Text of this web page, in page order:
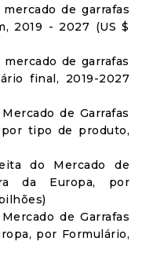
de garrafas
2019 - 2027 (US $
de garrafas
final, 2019-2027
de Garrafas
tipo de produto,
do Mercado de
da Europa, por
de Garrafas
por Formulário,